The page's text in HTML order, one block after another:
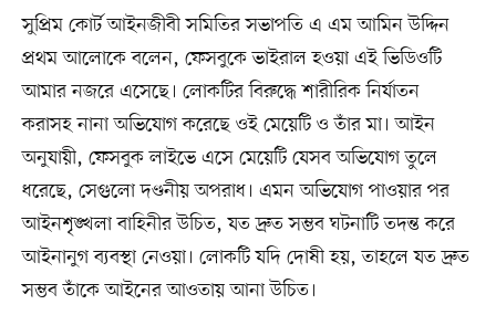
সুপ্রিম কোর্ট আইনজীবী সমিতির সভাপতি এ এম আমিন উদ্দিন
প্রথম আলোকে বলেন, ফেসবুকে ভাইরাল হওয়া এই ভিডিওটি
আমার নজরে এসেছে। লোকটির বিরুদ্ধে শারীরিক নির্যাতন
করাসহ নানা অভিযোগ করেছে ওই মেয়েটি ও তাঁর মা। আইন
অনুযায়ী, ফেসবুক লাইভে এসে মেয়েটি যেসব অভিযোগ তুলে
ধরেছে, সেগুলো দণ্ডনীয় অপরাধ। এমন অভিযোগ পাওয়ার পর
আইনশৃঙ্খলা বাহিনীর উচিত, যত দ্রুত সম্ভব ঘটনাটি তদন্ত করে
আইনানুগ ব্যবস্থা নেওয়া। লোকটি যদি দোষী হয়, তাহলে যত দ্রুত
সম্ভব তাঁকে আইনের আওতায় আনা উচিত।